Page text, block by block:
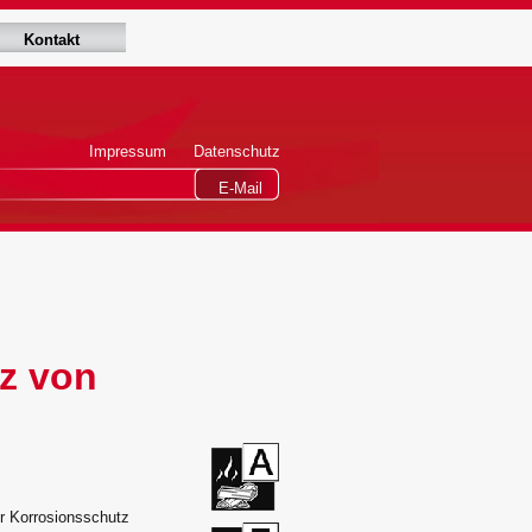
Kontakt
Impressum Datenschutz
E-Mail
von
Korrosionsschutz